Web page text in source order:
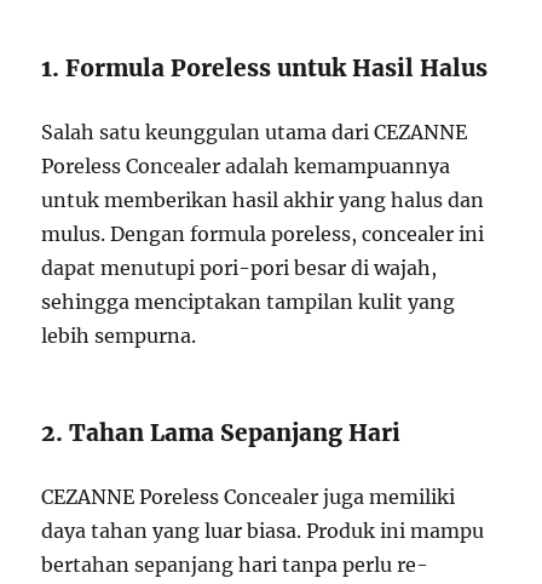
1. Formula Poreless untuk Hasil Halus
Salah satu keunggulan utama dari CEZANNE
Poreless Concealer adalah kemampuannya
untuk memberikan hasil akhir yang halus dan
mulus. Dengan formula poreless, concealer ini
dapat menutupi pori-pori besar di wajah,
sehingga menciptakan tampilan kulit yang
lebih sempurna.
2. Tahan Lama Sepanjang Hari
CEZANNE Poreless Concealer juga memiliki
daya tahan yang luar biasa. Produk ini mampu
bertahan sepanjang hari tanpa perlu re-